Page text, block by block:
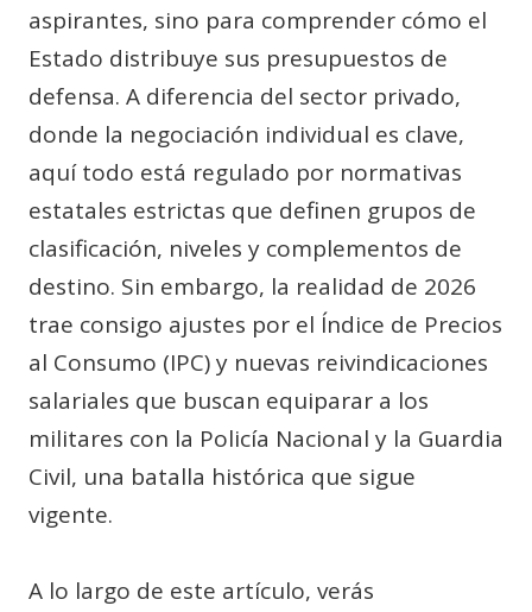
aspirantes, sino para comprender cómo el
Estado distribuye sus presupuestos de
defensa. A diferencia del sector privado,
donde la negociación individual es clave,
aquí todo está regulado por normativas
estatales estrictas que definen grupos de
clasificación, niveles y complementos de
destino. Sin embargo, la realidad de 2026
trae consigo ajustes por el Índice de Precios
al Consumo (IPC) y nuevas reivindicaciones
salariales que buscan equiparar a los
militares con la Policía Nacional y la Guardia
Civil, una batalla histórica que sigue
vigente.
A lo largo de este artículo, verás